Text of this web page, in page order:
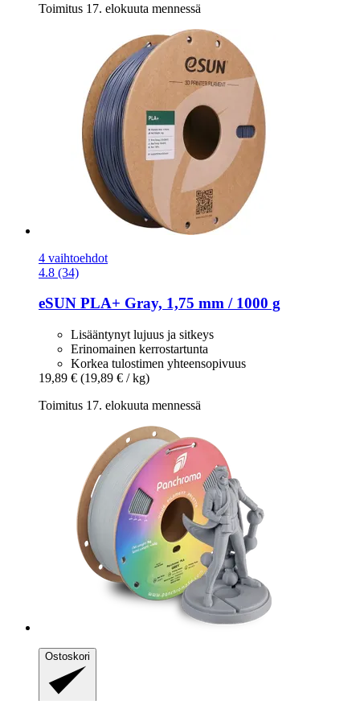
Toimitus 17. elokuuta mennessä
4 vaihtoehdot
4.8 (34)
eSUN PLA+ Gray, 1,75 mm / 1000 g
Lisääntynyt lujuus ja sitkeys
Erinomainen kerrostartunta
Korkea tulostimen yhteensopivuus
19,89 € (19,89 € / kg)
Toimitus 17. elokuuta mennessä
Ostoskori